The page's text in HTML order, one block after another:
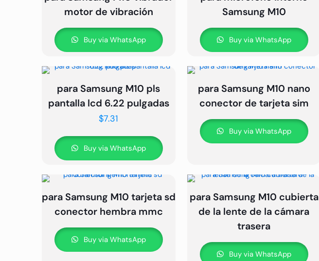
motor de vibración
Buy via WhatsApp
Samsung M10
Buy via WhatsApp
para Samsung M10 pls
pantalla lcd 6.22 pulgadas
$7.31
Buy via WhatsApp
para Samsung M10 nano
conector de tarjeta sim
Buy via WhatsApp
para Samsung M10 tarjeta sd
conector hembra mmc
Buy via WhatsApp
para Samsung M10 cubierta
de la lente de la cámara
trasera
Buy via WhatsApp